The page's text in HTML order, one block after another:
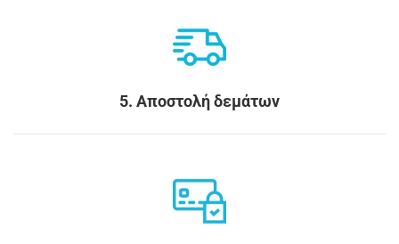
5. Αποστολή δεμάτων